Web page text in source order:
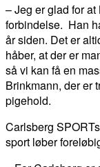
– Jeg er glad for
forbindelse. Han
år siden. Det er
håber, at der er
så vi kan få en
Brinkmann, der er
pigehold.
Carlsberg
sport løber